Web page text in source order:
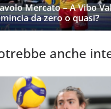
Mercato – A Vibo
da zero o quasi?
anche